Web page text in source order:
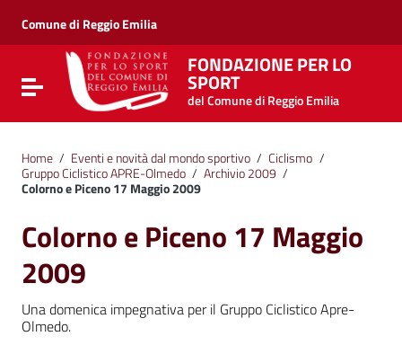
Vai al menu di navigazione
Vai al footer
Comune di Reggio Emilia
Attiva / disattiva la navigazione
FONDAZIONE PER LO
SPORT
del Comune di Reggio Emilia
Home / Eventi e novità dal mondo sportivo / Ciclismo /
Gruppo Ciclistico APRE-Olmedo / Archivio 2009 /
Colorno e Piceno 17 Maggio 2009
Colorno e Piceno 17 Maggio
2009
Una domenica impegnativa per il Gruppo Ciclistico Apre-
Olmedo.